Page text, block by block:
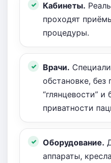
Кабинеты.
проходят
процедуры.
Врачи.
обстановке, без
“глянцевости” и
приватности
Оборудование.
аппараты,